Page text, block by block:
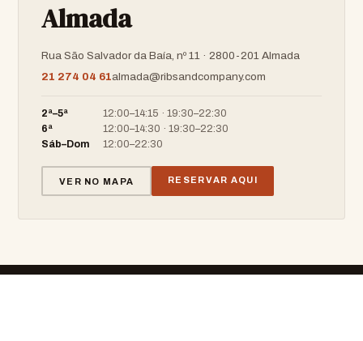
Almada
Rua São Salvador da Baía, nº 11 · 2800-201 Almada
21 274 04 61almada@ribsandcompany.com
2ª–5ª
12:00–14:15 · 19:30–22:30
6ª
12:00–14:30 · 19:30–22:30
Sáb–Dom
12:00–22:30
VER NO MAPA RESERVAR AQUI